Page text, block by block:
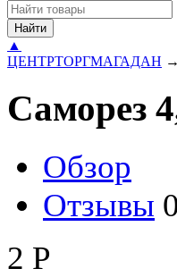
Найти
▲
ЦЕНТРТОРГМАГАДАН →
Саморез
Обзор
Отзывы 0
2 Р